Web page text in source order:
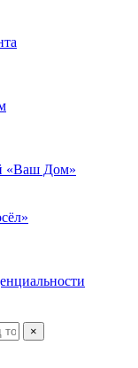
«Ваш Дом»
×